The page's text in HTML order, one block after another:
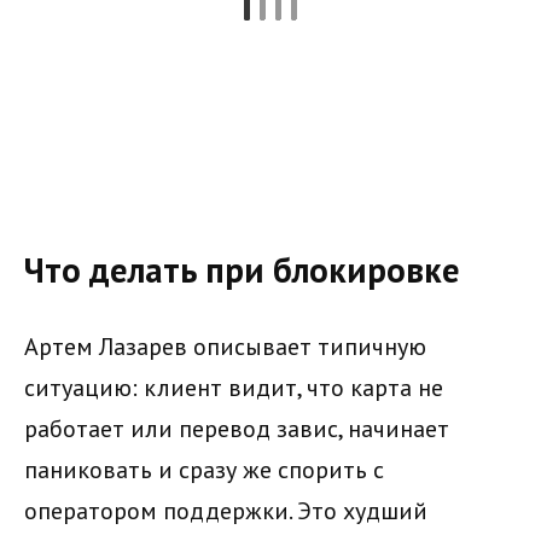
Что делать при блокировке
Артем Лазарев описывает типичную
ситуацию: клиент видит, что карта не
работает или перевод завис, начинает
паниковать и сразу же спорить с
оператором поддержки. Это худший